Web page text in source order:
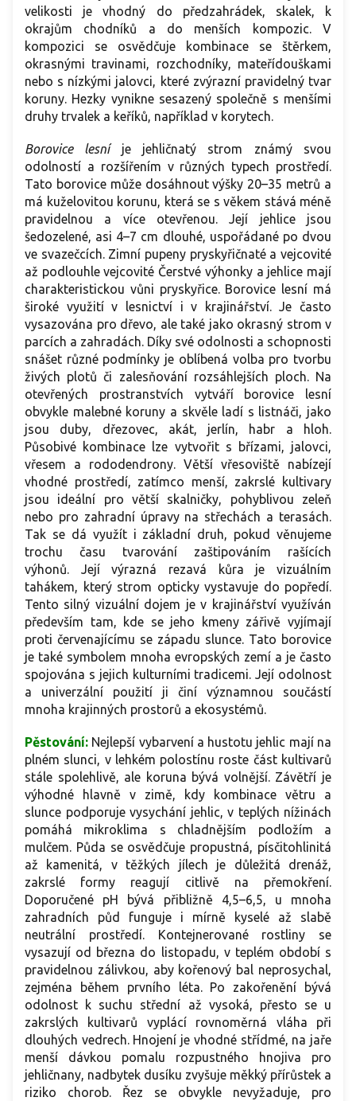
velikosti je vhodný do předzahrádek, skalek, k
okrajům chodníků a do menších kompozic. V
kompozici se osvědčuje kombinace se štěrkem,
okrasnými travinami, rozchodníky, mateřídouškami
nebo s nízkými jalovci, které zvýrazní pravidelný tvar
koruny. Hezky vynikne sesazený společně s menšími
druhy trvalek a keříků, například v korytech.
Borovice lesníje
jehličnatý strom známý svou
odolností a rozšířením v různých typech prostředí.
Tato borovice může dosáhnout výšky 20–35 metrů a
má kuželovitou korunu, která se s věkem stává méně
pravidelnou a více otevřenou. Její jehlice jsou
šedozelené, asi 4–7 cm dlouhé, uspořádané po dvou
ve svazečcích. Zimní pupeny pryskyřičnaté a vejcovité
až podlouhle vejcovité Čerstvé výhonky a jehlice mají
charakteristickou vůni pryskyřice. Borovice lesní má
široké využití v lesnictví i v krajinářství. Je často
vysazována pro dřevo, ale také jako okrasný strom v
parcích a zahradách. Díky své odolnosti a schopnosti
snášet různé podmínky je oblíbená volba pro tvorbu
živých plotů či zalesňování rozsáhlejších ploch. Na
otevřených prostranstvích vytváří borovice lesní
obvykle malebné koruny a skvěle ladí s listnáči, jako
jsou duby, dřezovec, akát, jerlín, habr a hloh.
Působivé kombinace lze vytvořit s břízami, jalovci,
vřesem a rododendrony. Větší vřesoviště nabízejí
vhodné prostředí, zatímco menší, zakrslé kultivary
jsou ideální pro větší skalničky, pohyblivou zeleň
nebo pro zahradní úpravy na střechách a terasách.
Tak se dá využít i základní druh, pokud věnujeme
trochu času tvarování zaštipováním rašících
výhonů. Její výrazná rezavá kůra je vizuálním
tahákem, který strom opticky vystavuje do popředí.
Tento silný vizuální dojem je v krajinářství využíván
především tam, kde se jeho kmeny zářivě vyjímají
proti červenajícímu se západu slunce. Tato borovice
je také symbolem mnoha evropských zemí a je často
spojována s jejich kulturními tradicemi. Její odolnost
a univerzální použití ji činí významnou součástí
mnoha krajinných prostorů a ekosystémů.
Pěstování: Nejlepší vybarvení a hustotu jehlic mají na
plném slunci, v lehkém polostínu roste část kultivarů
stále spolehlivě, ale koruna bývá volnější. Závětří je
výhodné hlavně v zimě, kdy kombinace větru a
slunce podporuje vysychání jehlic, v teplých nížinách
pomáhá mikroklima s chladnějším podložím a
mulčem. Půda se osvědčuje propustná, písčitohlinitá
až kamenitá, v těžkých jílech je důležitá drenáž,
zakrslé formy reagují citlivě na přemokření.
Doporučené pH bývá přibližně 4,5–6,5, u mnoha
zahradních půd funguje i mírně kyselé až slabě
neutrální prostředí. Kontejnerované rostliny se
vysazují od března do listopadu, v teplém období s
pravidelnou zálivkou, aby kořenový bal neprosychal,
zejména během prvního léta. Po zakořenění bývá
odolnost k suchu střední až vysoká, přesto se u
zakrslých kultivarů vyplácí rovnoměrná vláha při
dlouhých vedrech. Hnojení je vhodné střídmé, na jaře
menší dávkou pomalu rozpustného hnojiva pro
jehličnany, nadbytek dusíku zvyšuje měkký přírůstek a
riziko chorob. Řez se obvykle nevyžaduje, pro